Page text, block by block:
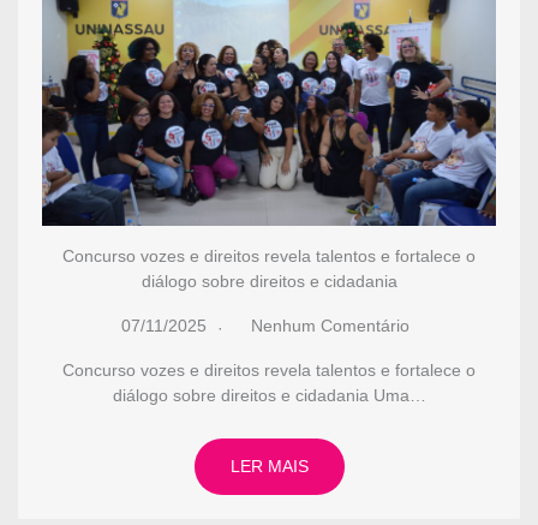
Concurso vozes e direitos revela talentos e fortalece o
diálogo sobre direitos e cidadania
07/11/2025 Nenhum Comentário
Concurso vozes e direitos revela talentos e fortalece o
diálogo sobre direitos e cidadania Uma…
LER MAIS